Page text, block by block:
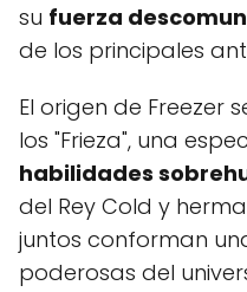
su fuerza
de los principales
El origen de Freezer
los "Frieza", una
habilidades
del Rey Cold y
juntos conforman
poderosas del